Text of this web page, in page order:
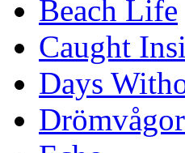
Beach Life
Caught
Days